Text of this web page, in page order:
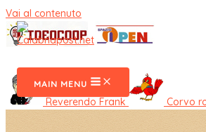
Vai al contenuto
MAIN MENU
Reverendo Frank Corvo